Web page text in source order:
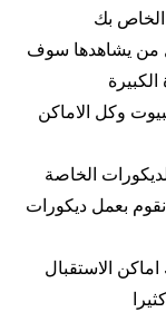
الخاص بك
من يشاهدها سوف
الكبيرة
وكل الاماكن
الخاصة
بعمل ديكورات
الاستقبال